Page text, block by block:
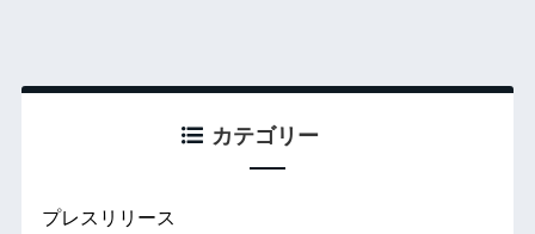
カテゴリー
プレスリリース